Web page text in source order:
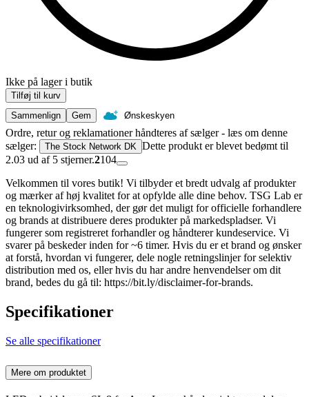
Ikke på lager i butik
Tilføj til kurv
Sammenlign
Gem Ønskeskyen
Ordre, retur og reklamationer håndteres af sælger - læs om denne
sælger:
The Stock Network DK Dette produkt er blevet bedømt til
2.03 ud af 5 stjerner.2104
Velkommen til vores butik! Vi tilbyder et bredt udvalg af produkter
og mærker af høj kvalitet for at opfylde alle dine behov. TSG Lab er
en teknologivirksomhed, der gør det muligt for officielle forhandlere
og brands at distribuere deres produkter på markedspladser. Vi
fungerer som registreret forhandler og håndterer kundeservice. Vi
svarer på beskeder inden for ~6 timer. Hvis du er et brand og ønsker
at forstå, hvordan vi fungerer, dele nogle retningslinjer for selektiv
distribution med os, eller hvis du har andre henvendelser om dit
brand, bedes du gå til: https://bit.ly/disclaimer-for-brands.
Specifikationer
Se alle specifikationer
Mere om produktet